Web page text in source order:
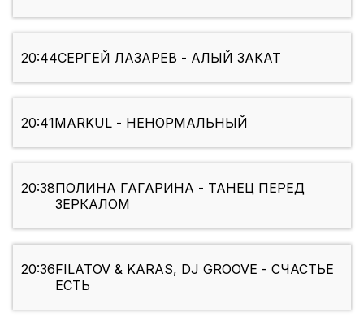
20:44СЕРГЕЙ ЛАЗАРЕВ - АЛЫЙ ЗАКАТ
20:41MARKUL - НЕНОРМАЛЬНЫЙ
20:38ПОЛИНА ГАГАРИНА - ТАНЕЦ ПЕРЕД
ЗЕРКАЛОМ
20:36FILATOV & KARAS, DJ GROOVE - СЧАСТЬЕ
ЕСТЬ